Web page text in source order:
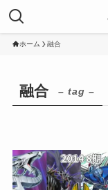
ホーム 融合
融合 – tag –